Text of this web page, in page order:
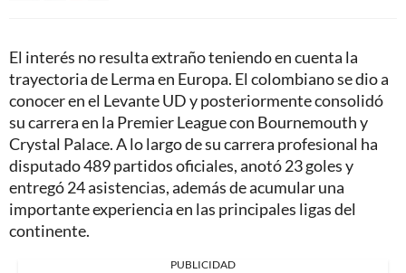
El interés no resulta extraño teniendo en cuenta la
trayectoria de Lerma en Europa. El colombiano se dio a
conocer en el Levante UD y posteriormente consolidó
su carrera en la Premier League con Bournemouth y
Crystal Palace. A lo largo de su carrera profesional ha
disputado 489 partidos oficiales, anotó 23 goles y
entregó 24 asistencias, además de acumular una
importante experiencia en las principales ligas del
continente.
PUBLICIDAD